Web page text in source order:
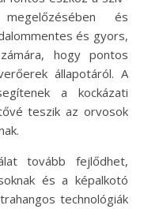
és
és gyors,
hogy pontos
állapotáról. A
a kockázati
teszik az orvosok
tovább fejlődhet,
és a képalkotó
technológiák